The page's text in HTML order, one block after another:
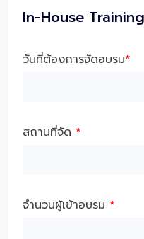
In-House
วันที่ต้องการจัดอบรม*
สถานที่จัด *
จำนวนผู้เข้าอบรม *